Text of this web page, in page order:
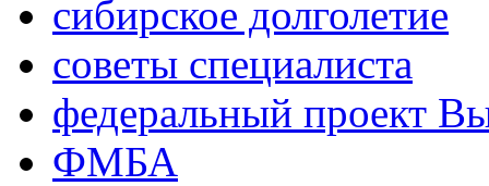
сибирское долголетие
советы специалиста
федеральный проект
ФМБА